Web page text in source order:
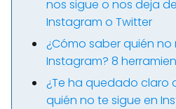
nos sigue o nos deja
Instagram o Twitter
¿Cómo saber quién no
Instagram? 8
¿Te ha quedado claro
quién no te sigue en